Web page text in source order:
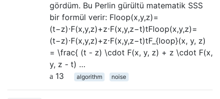
gördüm. Bu Perlin gürültü matematik SSS
bir formül verir: Floop(x,y,z)=
(t−z)⋅F(x,y,z)+z⋅F(x,y,z−t)tFloop(x,y,z)=
(t−z)⋅F(x,y,z)+z⋅F(x,y,z−t)tF_{loop}(x, y, z)
= \frac{ (t - z) \cdot F(x, y, z) + z \cdot F(x,
y, z - t) …
13
algorithm noise